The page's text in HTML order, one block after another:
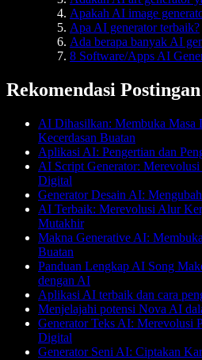
Apakah AI image
Apa AI generator terbaik?
Ada berapa banyak AI
8 Software/Apps AI
Rekomendasi Postingan
AI Dihasilkan: Membuka Masa
Kecerdasan Buatan
Aplikasi AI: Pengertian dan
AI Script Generator:
Digital
Generator Desain AI:
AI Terbaik: Merevolusi Alur
Mutakhir
Makna Generative AI:
Buatan
Panduan Lengkap AI Song
dengan AI
Aplikasi AI terbaik dan cara
Menjelajahi potensi Nova AI
Generator Teks AI: Merevolusi
Digital
Generator Seni AI: Ciptakan